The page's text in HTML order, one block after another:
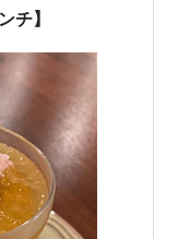
。。。 虫干しし
】